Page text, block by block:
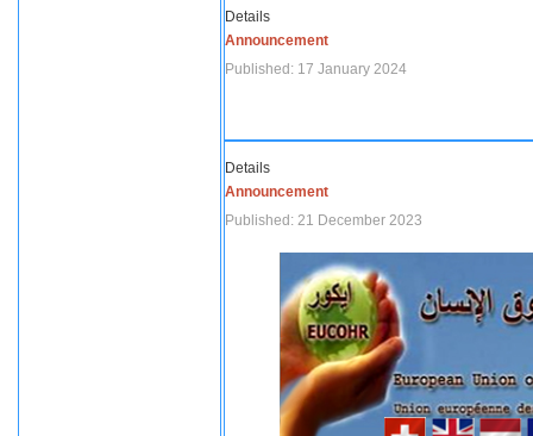
Details
Announcement
Published: 17 January 2024
Details
Announcement
Published: 21 December 2023